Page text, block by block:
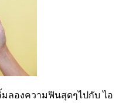
มลองความฟินสุดๆไปกับ ไอ